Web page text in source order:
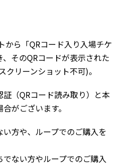
から「QRコード入り入場チケ
そのQRコードが表示された
リーンショット不可)。
（QRコード読み取り）と本
がございます。
い方や、ループでのご購入を
ない方やループでのご購入